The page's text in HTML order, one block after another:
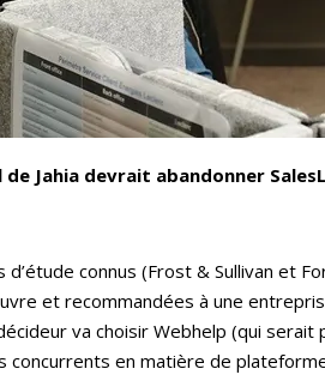
Jahia devrait abandonner
connus (Frost & Sullivan et
et recommandées à une
va choisir Webhelp (qui
concurrents en matière de